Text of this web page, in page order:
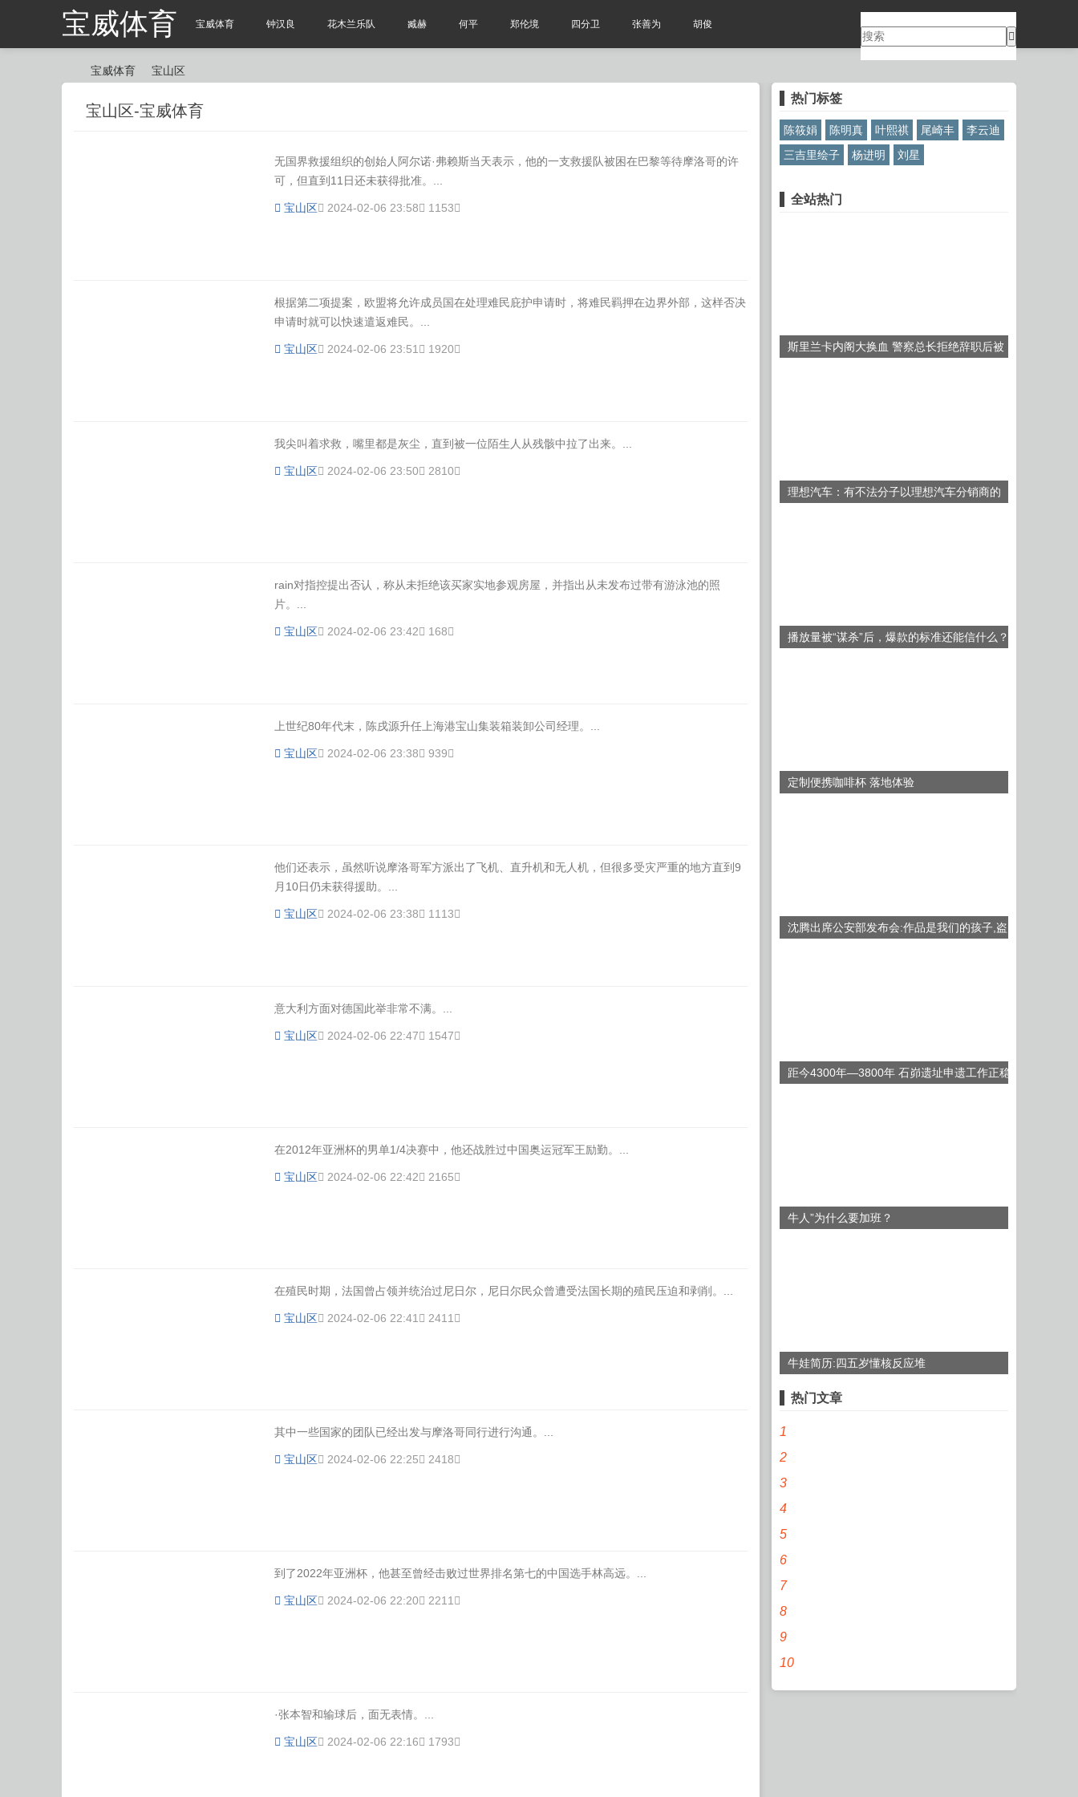
宝威体育 宝威体育 钟汉良 花木兰乐队 臧赫 何平 郑伦境 四分卫 张善为 胡俊
宝威体育 宝山区
宝山区-宝威体育
无国界救援组织的创始人阿尔诺·弗赖斯当天表示，他的一支救援队被困在巴黎等待摩洛哥的许
可，但直到11日还未获得批准。...
宝山区 2024-02-06 23:58 1153
根据第二项提案，欧盟将允许成员国在处理难民庇护申请时，将难民羁押在边界外部，这样否决
申请时就可以快速遣返难民。...
宝山区 2024-02-06 23:51 1920
我尖叫着求救，嘴里都是灰尘，直到被一位陌生人从残骸中拉了出来。...
宝山区 2024-02-06 23:50 2810
rain对指控提出否认，称从未拒绝该买家实地参观房屋，并指出从未发布过带有游泳池的照
片。...
宝山区 2024-02-06 23:42 168
上世纪80年代末，陈戌源升任上海港宝山集装箱装卸公司经理。...
宝山区 2024-02-06 23:38 939
他们还表示，虽然听说摩洛哥军方派出了飞机、直升机和无人机，但很多受灾严重的地方直到9
月10日仍未获得援助。...
宝山区 2024-02-06 23:38 1113
意大利方面对德国此举非常不满。...
宝山区 2024-02-06 22:47 1547
在2012年亚洲杯的男单1/4决赛中，他还战胜过中国奥运冠军王励勤。...
宝山区 2024-02-06 22:42 2165
在殖民时期，法国曾占领并统治过尼日尔，尼日尔民众曾遭受法国长期的殖民压迫和剥削。...
宝山区 2024-02-06 22:41 2411
其中一些国家的团队已经出发与摩洛哥同行进行沟通。...
宝山区 2024-02-06 22:25 2418
到了2022年亚洲杯，他甚至曾经击败过世界排名第七的中国选手林高远。...
宝山区 2024-02-06 22:20 2211
·张本智和输球后，面无表情。...
宝山区 2024-02-06 22:16 1793
热门标签
陈筱娟 陈明真 叶熙祺 尾崎丰
李云迪
三吉里绘子
杨进明 刘星
全站热门
斯里兰卡内阁大换血 警察总长拒绝辞职后被
理想汽车：有不法分子以理想汽车分销商的
播放量被“谋杀”后，爆款的标准还能信什么？
定制便携咖啡杯 落地体验
沈腾出席公安部发布会:作品是我们的孩子,盗
距今4300年—3800年 石峁遗址申遗工作正稳
牛人”为什么要加班？
牛娃简历:四五岁懂核反应堆
热门文章
1
2
3
4
5
6
7
8
9
10